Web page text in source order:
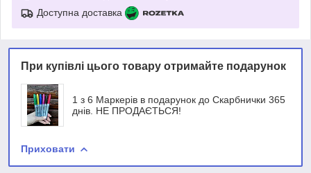
Доступна доставка
При купівлі цього товару отримайте подарунок
1 з 6 Маркерів в подарунок до Скарбнички 365
днів. НЕ ПРОДАЄТЬСЯ!
Приховати